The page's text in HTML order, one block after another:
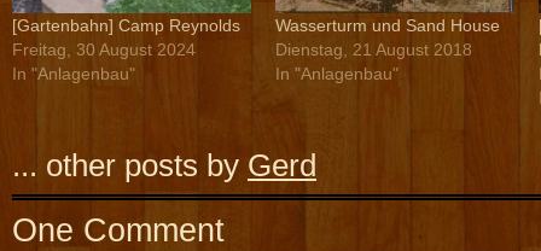
[Gartenbahn] Camp Reynolds
Freitag, 30 August 2024
In "Anlagenbau"
Wasserturm und Sand House
Dienstag, 21 August 2018
In "Anlagenbau"
... other posts by Gerd
One Comment